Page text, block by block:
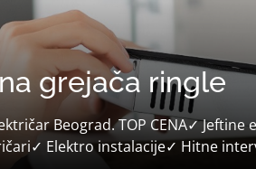
grejača ringle
Beograd. TOP CENA✓ Jeftine
Elektro instalacije✓ Hitne